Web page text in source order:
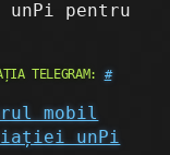
pentru
TELEGRAM: #
mobil
unPi